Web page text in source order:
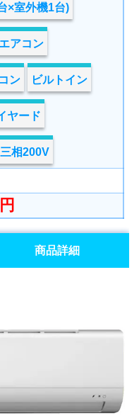
×室外機1台)
アコン
ン ビルトイン
ヤード
三相200V
商品詳細